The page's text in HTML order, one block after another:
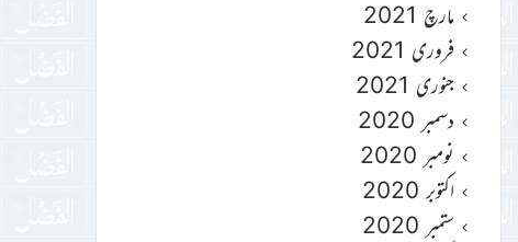
مارچ 2021
فروری 2021
جنوری 2021
دسمبر 2020
نومبر 2020
اکتوبر 2020
ستمبر 2020